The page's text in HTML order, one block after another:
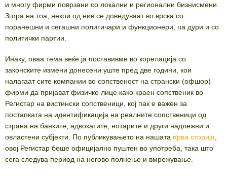
и многу фирми поврзани со локални и регионални бизнисмени.
Згора на тоа, некои од нив се доведуваат во врска со
поранешни и сегашни политичари и функционери, па дури и со
политички партии.
Инаку, оваа тема веќе ја поставивме во корелација со
законските измени донесени уште пред две години, кои
налагаат сите компании во сопственост на странски (офшор)
фирми да пријават физичко лице како краен сопственик во
Регистар на вистински сопственици, кој пак е важен за
постапката на идентификација на реалните сопственици од
страна на банките, адвокатите, нотарите и други надлежни и
овластени субјекти. По публикувањето на нашата прва сторија,
овој Регистар беше официјално пуштен во употреба, така што
сега следува период на негово полнење и вмрежување.